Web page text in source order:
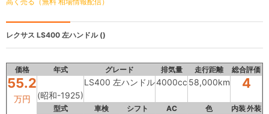
レクサス LS400 左ハンドル ()
価格 年式 グレード 排気量 走行距離 総合評価
55.2
万円 (昭和-1925)
LS400 左ハンドル4000cc 58,000km 4
型式 車検 シフト AC 色 内装外装